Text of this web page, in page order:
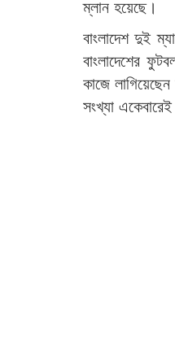
ম্লান হয়েছে।
বাংলাদেশ দুই
বাংলাদেশের
কাজে
সংখ্যা